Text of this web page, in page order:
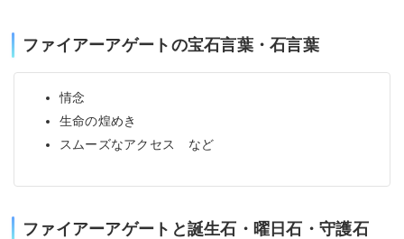
ファイアーアゲートの宝石言葉・石言葉
情念
生命の煌めき
スムーズなアクセス など
ファイアーアゲートと誕生石・曜日石・守護石